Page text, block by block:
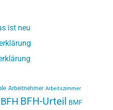
ist neu
Arbeitnehmer Arbeitszimmer
BFH BFH-Urteil BMF